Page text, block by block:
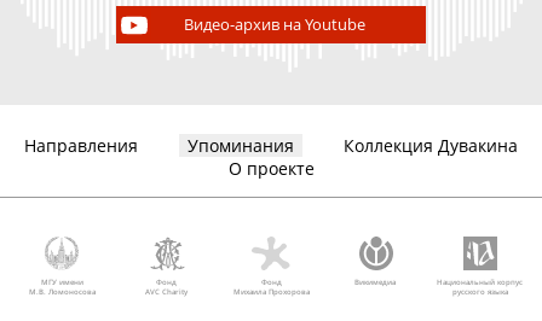
Видео-архив на Youtube
Направления Упоминания
Коллекция Дувакина
О проекте
МГУ имени
М.В. Ломоносова
Фонд
AVC Charity
Фонд
Михаила Прохорова
Викимедиа
Национальный корпус
русского языка